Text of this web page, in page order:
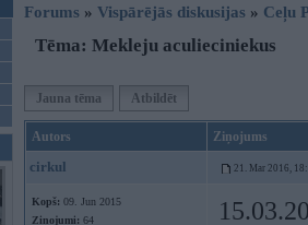
Forums » Vispārējās diskusijas » Ceļu
Tēma: Mekleju aculieciniekus
Jauna tēma Atbildēt
Autors Ziņojums
cirkul 21. Mar 2016,
Kopš: 09. Jun 2015
Ziņojumi: 64